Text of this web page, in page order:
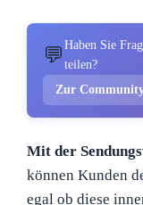
💬 Haben Sie
teilen?
Zur
Mit der
können Kunden
egal ob diese